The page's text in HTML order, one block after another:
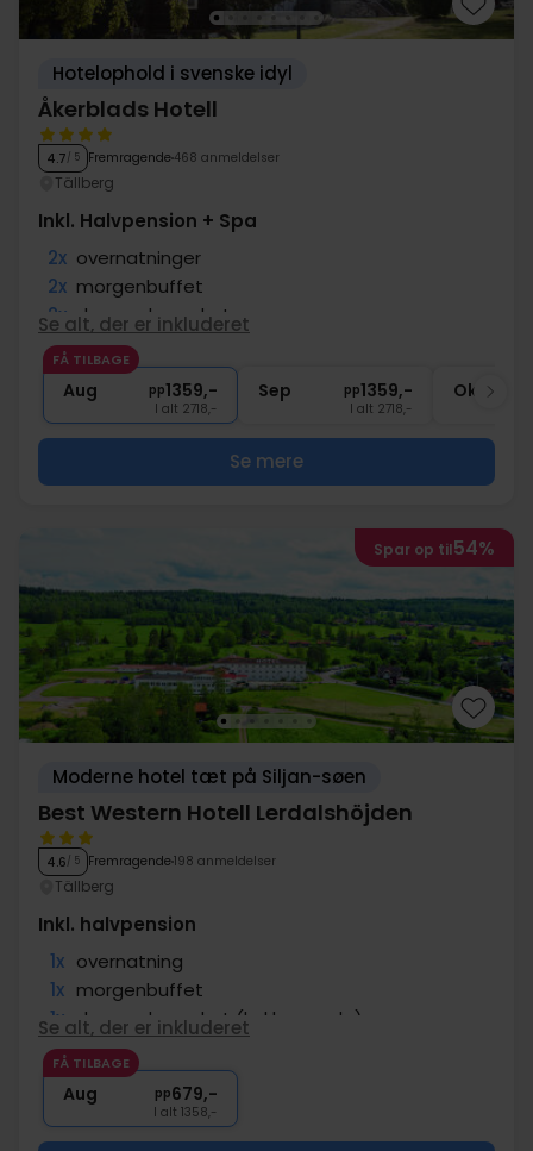
Hotelophold i svenske idyl
Åkerblads Hotell
4.7/ 5 Fremragende 468 anmeldelser
Tällberg
Inkl. Halvpension + Spa
2x overnatninger
2x morgenbuffet
2x dagens hovedret
∞ Adgang til spa afdeling
∞ Gratis internet og parkering
Se alt, der er inkluderet
FÅ TILBAGE
Aug pp1359,-
I alt 2718,-
Sep pp1359,-
I alt 2718,-
Okt
Se mere
Spar op til54%
Moderne hotel tæt på Siljan-søen
Best Western Hotell Lerdalshöjden
4.6/ 5 Fremragende198 anmeldelser
Tällberg
Inkl. halvpension
1x overnatning
1x morgenbuffet
1x dagens hovedret (kokkens valg)
∞ Adgang til motion og relaxområde
∞ Gratis parkering og internet
Se alt, der er inkluderet
FÅ TILBAGE
Aug pp679,-
I alt 1358,-